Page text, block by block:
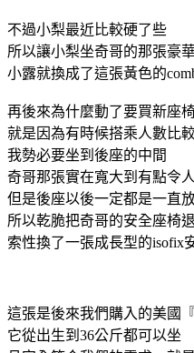
不過小梨最近比較硬了些
所以讓小梨坐奇哥的那張豪
小露就換成了這張黃色的
再後來為什麼動了要買新座
就是因為有時候搭乘人數比
我勢必要坐到後座的中間
奇哥那張實在寬大到有點令
但是後座以後一定都是一直
所以乾脆把奇哥的安全座椅
索性換了一張成長型的isofix
這張是後來我們購入的美國『
它從出生到36公斤都可以坐